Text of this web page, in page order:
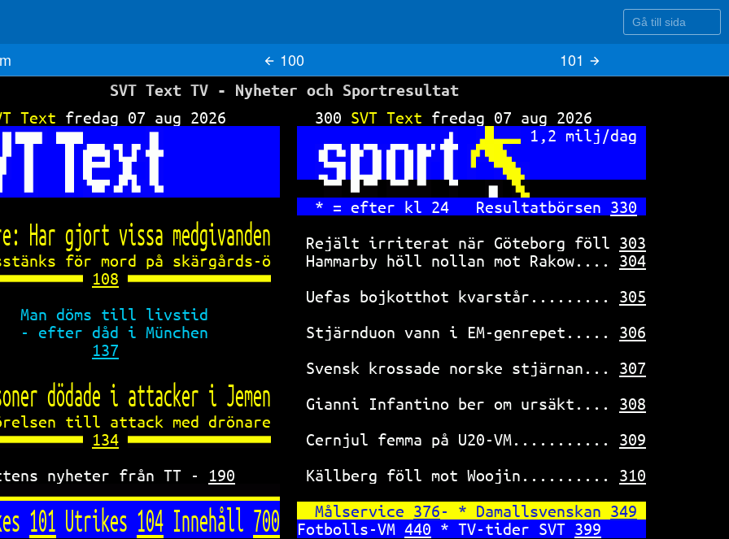
SVT Text TV - Nyheter och Sportresultat
Text fredag 07 aug 2026
Har gjort vissa medgivanden
för mord på skärgårds-ö
108
Man döms till livstid
- efter dåd i München
137
dödade i attacker i Jemen
till attack med drönare
134
nyheter från TT - 190
101 Utrikes 104 Innehåll 700
300 SVT Text fredag 07 aug 2026
1,2 milj/dag
* = efter kl 24   Resultatbörsen 330
Rejält irriterat när Göteborg föll 303
Hammarby höll nollan mot Rakow.... 304
Uefas bojkotthot kvarstår......... 305
Stjärnduon vann i EM-genrepet..... 306
Svensk krossade norske stjärnan... 307
Gianni Infantino ber om ursäkt.... 308
Cernjul femma på U20-VM........... 309
Källberg föll mot Woojin.......... 310
Målservice 376- * Damallsvenskan 349
Fotbolls-VM 440 * TV-tider SVT 399
Gå till sida
100 101